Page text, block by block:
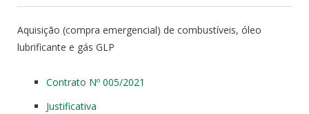
Aquisição (compra emergencial) de combustíveis, óleo
lubrificante e gás GLP
Contrato Nº 005/2021
Justificativa